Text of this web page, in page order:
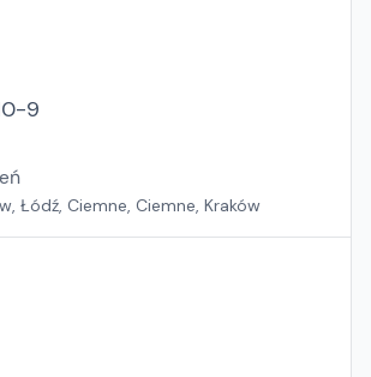
9
Łódź, Ciemne, Ciemne, Kraków